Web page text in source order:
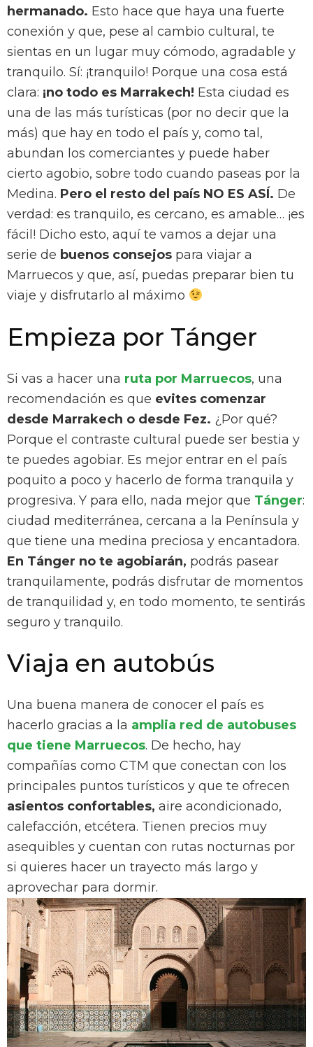
hermanado. Esto hace que haya una fuerte
conexión y que, pese al cambio cultural, te
sientas en un lugar muy cómodo, agradable y
tranquilo. Sí: ¡tranquilo! Porque una cosa está
clara: ¡no todo es Marrakech! Esta ciudad es
una de las más turísticas (por no decir que la
más) que hay en todo el país y, como tal,
abundan los comerciantes y puede haber
cierto agobio, sobre todo cuando paseas por la
Medina. Pero el resto del país NO ES ASÍ. De
verdad: es tranquilo, es cercano, es amable… ¡es
fácil! Dicho esto, aquí te vamos a dejar una
serie de buenos consejos para viajar a
Marruecos y que, así, puedas preparar bien tu
viaje y disfrutarlo al máximo
Empieza por Tánger
Si vas a hacer una ruta por Marruecos, una
recomendación es que evites comenzar
desde Marrakech o desde Fez. ¿Por qué?
Porque el contraste cultural puede ser bestia y
te puedes agobiar. Es mejor entrar en el país
poquito a poco y hacerlo de forma tranquila y
progresiva. Y para ello, nada mejor que Tánger:
ciudad mediterránea, cercana a la Península y
que tiene una medina preciosa y encantadora.
En Tánger no te agobiarán, podrás pasear
tranquilamente, podrás disfrutar de momentos
de tranquilidad y, en todo momento, te sentirás
seguro y tranquilo.
Viaja en autobús
Una buena manera de conocer el país es
hacerlo gracias a la amplia red de autobuses
que tiene Marruecos. De hecho, hay
compañías como CTM que conectan con los
principales puntos turísticos y que te ofrecen
asientos confortables, aire acondicionado,
calefacción, etcétera. Tienen precios muy
asequibles y cuentan con rutas nocturnas por
si quieres hacer un trayecto más largo y
aprovechar para dormir.